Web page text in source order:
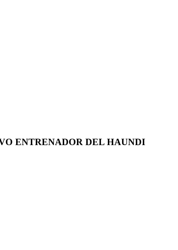
ENTRENADOR DEL HAUNDI